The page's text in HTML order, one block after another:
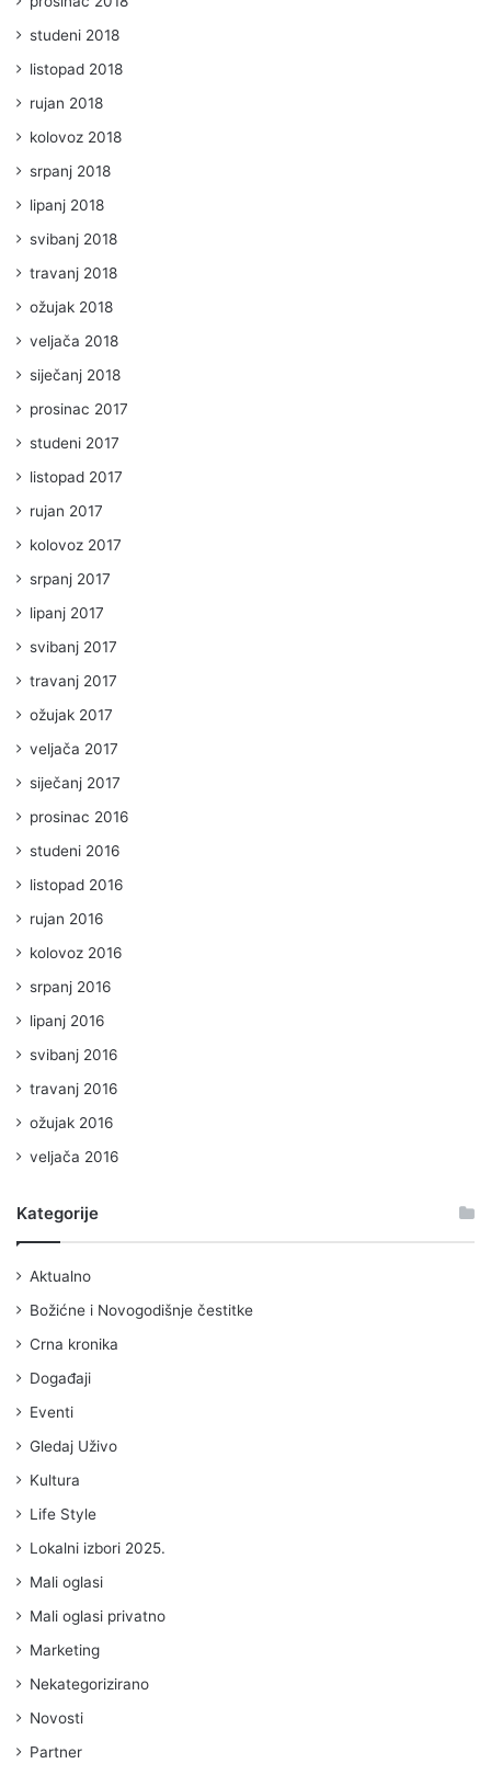
studeni 2018
listopad 2018
rujan 2018
kolovoz 2018
srpanj 2018
lipanj 2018
svibanj 2018
travanj 2018
ožujak 2018
veljača 2018
siječanj 2018
prosinac 2017
studeni 2017
listopad 2017
rujan 2017
kolovoz 2017
srpanj 2017
lipanj 2017
svibanj 2017
travanj 2017
ožujak 2017
veljača 2017
siječanj 2017
prosinac 2016
studeni 2016
listopad 2016
rujan 2016
kolovoz 2016
srpanj 2016
lipanj 2016
svibanj 2016
travanj 2016
ožujak 2016
veljača 2016
Kategorije
Aktualno
Božićne i Novogodišnje čestitke
Crna kronika
Događaji
Eventi
Gledaj Uživo
Kultura
Life Style
Lokalni izbori 2025.
Mali oglasi
Mali oglasi privatno
Marketing
Nekategorizirano
Novosti
Partner